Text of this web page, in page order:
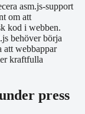
asm.js-support
om att
kod i webben.
behöver börja
att webbappar
kraftfulla
press